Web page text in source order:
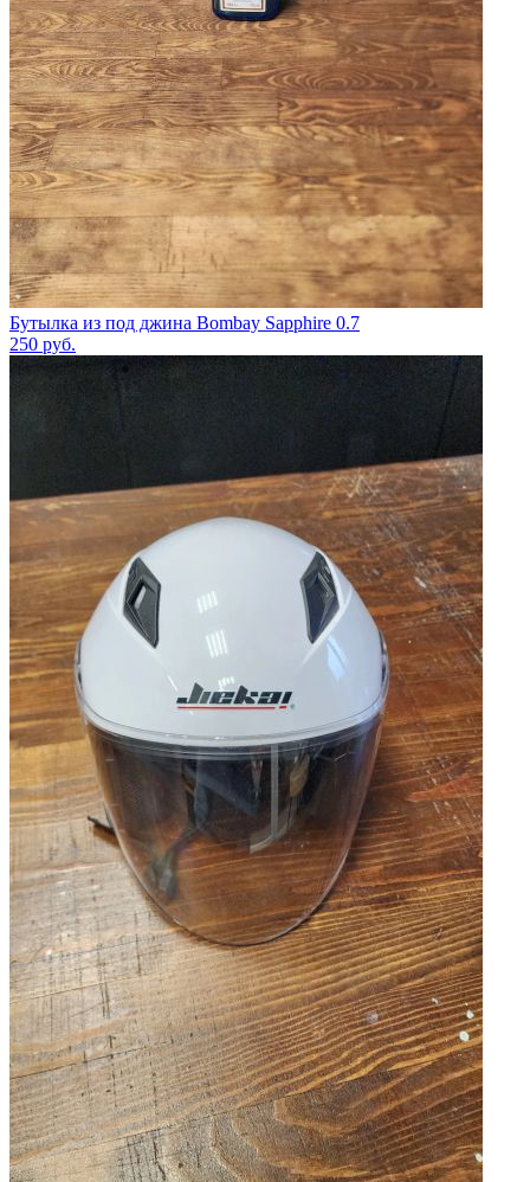
Бутылка из под джина Bombay Sapphire 0.7
250 руб.